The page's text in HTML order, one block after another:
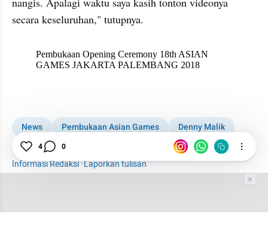
secara keseluruhan," tutupnya.
X post embed
News Pembukaan Asian Games
Denny Malik
Asian Games
Informasi Redaksi·Laporkan tulisan
4 0